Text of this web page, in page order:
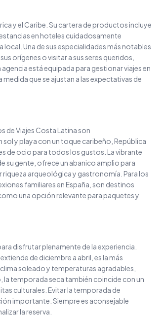
y el Caribe. Su cartera de productos incluye
en hoteles cuidadosamente
Una de sus especialidades más notables
orígenes o visitar a sus seres queridos,
está equipada para gestionar viajes en
que se ajustan a las expectativas de
de Viajes Costa Latina son
y playa con un toque caribeño, República
de ocio para todos los gustos. La vibrante
su gente, ofrece un abanico amplio para
riqueza arqueológica y gastronomía. Para los
familiares en España, son destinos
una opción relevante para paquetes y
disfrutar plenamente de la experiencia.
de diciembre a abril, es la más
soleado y temperaturas agradables,
la temporada seca también coincide con un
culturales. Evitar la temporada de
importante. Siempre es aconsejable
la reserva.